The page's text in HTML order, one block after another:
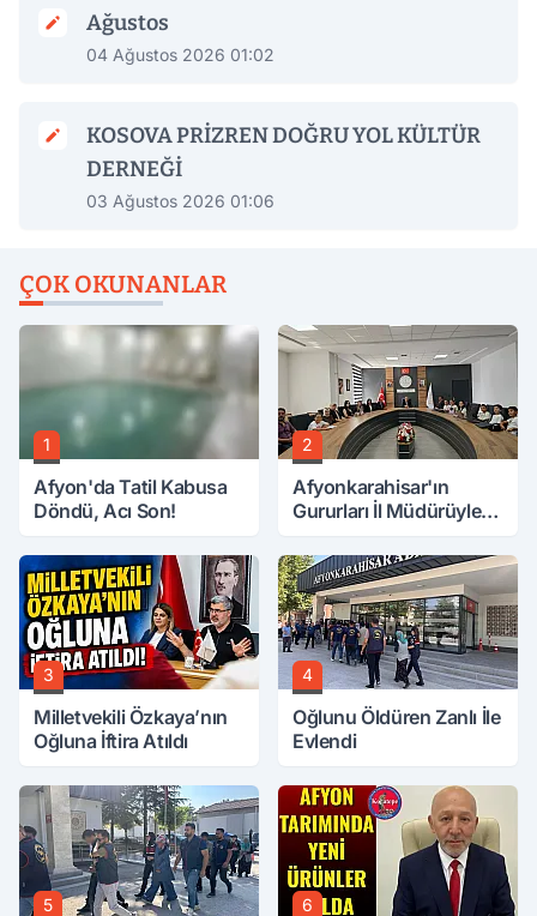
Ağustos
04 Ağustos 2026 01:02
KOSOVA PRİZREN DOĞRU YOL KÜLTÜR
DERNEĞİ
03 Ağustos 2026 01:06
ÇOK OKUNANLAR
1
Afyon'da Tatil Kabusa
Döndü, Acı Son!
2
Afyonkarahisar'ın
Gururları İl Müdürüyle
3
Milletvekili Özkaya’nın
Oğluna İftira Atıldı
4
Oğlunu Öldüren Zanlı İle
Evlendi
5 6